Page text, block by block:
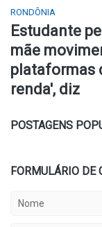
RONDÔNIA
Estudante
mãe
plataformas
renda', diz
POSTAGENS
FORMULÁRIO DE